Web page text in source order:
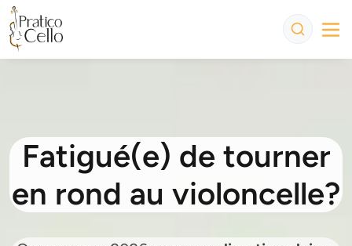
Fatigué(e) de tourner
en rond au violoncelle?